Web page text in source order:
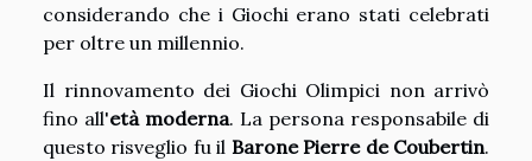
considerando che i Giochi erano stati celebrati
per oltre un millennio.
Il rinnovamento dei Giochi Olimpici non arrivò
fino all'età moderna. La persona responsabile di
questo risveglio fu il Barone Pierre de Coubertin.